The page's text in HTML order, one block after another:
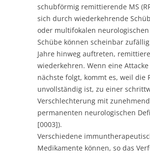
schubförmig remittierende MS
sich durch wiederkehrende
oder multifokalen
Schübe können scheinbar
Jahre hinweg auftreten,
wiederkehren. Wenn eine
nächste folgt, kommt es, weil die
unvollständig ist, zu einer
Verschlechterung mit
permanenten neurologischen
[0003]).
Verschiedene
Medikamente können, so das